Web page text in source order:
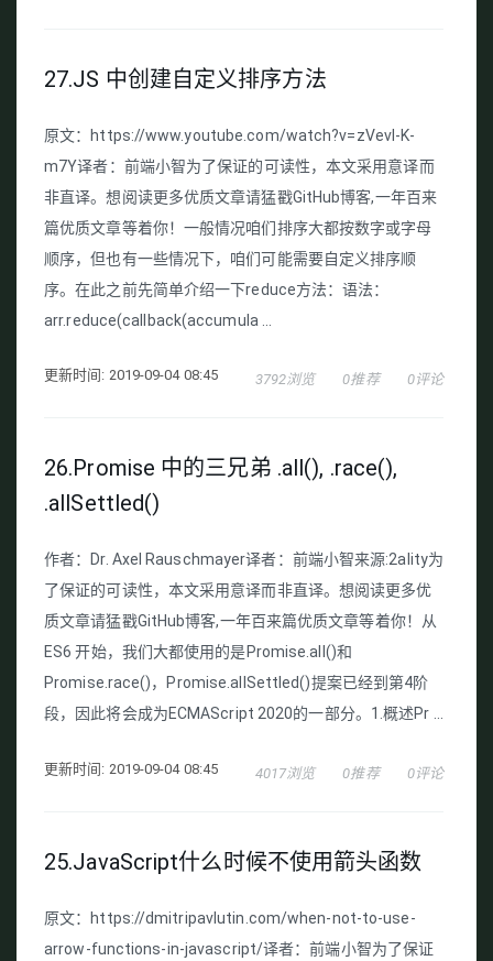
27.JS 中创建自定义排序方法
原文：https://www.youtube.com/watch?v=zVevl-K-
m7Y译者：前端小智为了保证的可读性，本文采用意译而
非直译。想阅读更多优质文章请猛戳GitHub博客,一年百来
篇优质文章等着你！一般情况咱们排序大都按数字或字母
顺序，但也有一些情况下，咱们可能需要自定义排序顺
序。在此之前先简单介绍一下reduce方法：语法：
arr.reduce(callback(accumula ...
更新时间: 2019-09-04 08:45 3792浏览 0推荐 0评论
26.Promise 中的三兄弟 .all(), .race(),
.allSettled()
作者：Dr. Axel Rauschmayer译者：前端小智来源:2ality为
了保证的可读性，本文采用意译而非直译。想阅读更多优
质文章请猛戳GitHub博客,一年百来篇优质文章等着你！从
ES6 开始，我们大都使用的是Promise.all()和
Promise.race()，Promise.allSettled()提案已经到第4阶
段，因此将会成为ECMAScript 2020的一部分。1.概述Pr ...
更新时间: 2019-09-04 08:45 4017浏览 0推荐 0评论
25.JavaScript什么时候不使用箭头函数
原文：https://dmitripavlutin.com/when-not-to-use-
arrow-functions-in-javascript/译者：前端小智为了保证